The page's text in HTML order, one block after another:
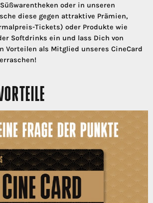
oder in unseren
diese gegen attraktive Prämien,
Tickets) oder Produkte wie
Softdrinks ein und lass Dich von
Vorteilen als Mitglied unseres CineCard